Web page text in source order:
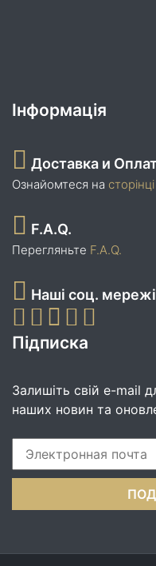
Інформація
Доставка и
Ознайомтеся на сторінці
F.A.Q.
Перегляньте F.A.Q.
Наші соц. мережі
Підписка
Залишіть свій e-mail
наших новин та